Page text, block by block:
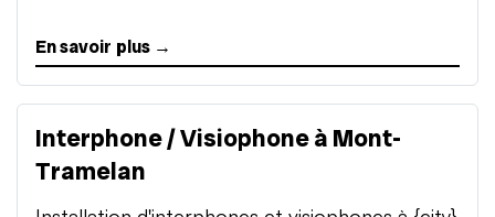
En savoir plus →
Interphone / Visiophone à Mont-
Tramelan